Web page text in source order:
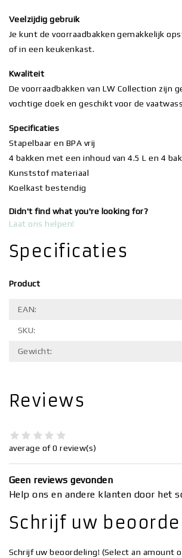
Veelzijdig gebruik
Je kunt de voorraadbakken gemakkelijk
of in een keukenkast.
Kwaliteit
De voorraadbakken van LW Collection
vochtige doek en geschikt voor de
Specificaties
Stapelbaar en BPA vrij
4 bakken met een inhoud van 4.5 L en 4
Kunststof materiaal
Koelkast bestendig
Didn't find what you're looking for?
Laat ons helpen!
Specificaties
Product
EAN:
SKU:
Gewicht:
Reviews
average of 0 review(s)
Geen reviews gevonden
Help ons en andere klanten door het
Schrijf uw
Schrijf uw beoordeling! (Select an amount